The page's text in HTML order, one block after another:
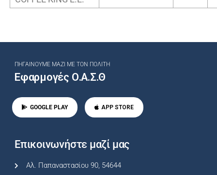
ΠΗΓΑΊΝΟΥΜΕ ΜΑΖΊ ΜΕ ΤΟΝ ΠΟΛΊΤΗ
Εφαρμογές Ο.Α.Σ.Θ
GOOGLE PLAY APP STORE
Επικοινωνήστε μαζί μας
Αλ. Παπαναστασίου 90, 54644